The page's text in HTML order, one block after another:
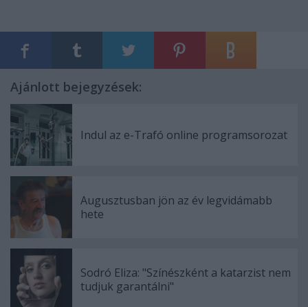
Ajánlott bejegyzések:
Indul az e-Trafó online programsorozat
Augusztusban jön az év legvidámabb
hete
Sodró Eliza: "Színészként a katarzist nem
tudjuk garantálni"